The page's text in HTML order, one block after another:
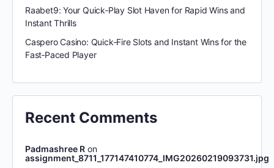
Raabet9: Your Quick‑Play Slot Haven for Rapid Wins and
Instant Thrills
Caspero Casino: Quick‑Fire Slots and Instant Wins for the
Fast‑Paced Player
Recent Comments
Padmashree R on
assignment_8711_177147410774_IMG20260219093731.jpg